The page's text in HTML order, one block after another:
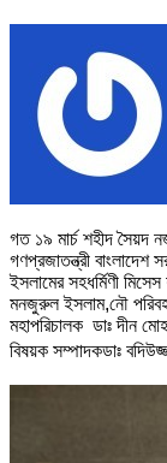
গত ১৯ মার্চ শহীদ সৈয়দ
গণপ্রজাতন্ত্রী বাংলাদেশ
ইসলামের সহধর্মিণী
মনজুরুল ইসলাম,নৌ
মহাপরিচালক ডাঃ দীন
বিষয়ক সম্পাদকডাঃ